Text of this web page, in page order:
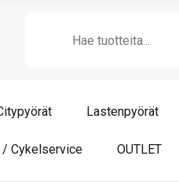
Lastenpyörät
/ Cykelservice OUTLET